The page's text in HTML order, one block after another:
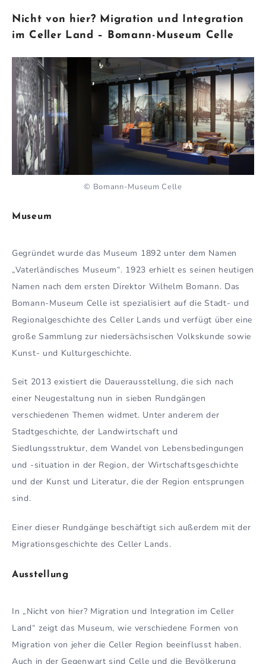
Nicht von hier? Migration und Integration
im Celler Land – Bomann-Museum Celle
© Bomann-Museum Celle
Museum
Gegründet wurde das Museum 1892 unter dem Namen
„Vaterländisches Museum“. 1923 erhielt es seinen heutigen
Namen nach dem ersten Direktor Wilhelm Bomann. Das
Bomann-Museum Celle ist spezialisiert auf die Stadt- und
Regionalgeschichte des Celler Lands und verfügt über eine
große Sammlung zur niedersächsischen Volkskunde sowie
Kunst- und Kulturgeschichte.
Seit 2013 existiert die Dauerausstellung, die sich nach
einer Neugestaltung nun in sieben Rundgängen
verschiedenen Themen widmet. Unter anderem der
Stadtgeschichte, der Landwirtschaft und
Siedlungsstruktur, dem Wandel von Lebensbedingungen
und -situation in der Region, der Wirtschaftsgeschichte
und der Kunst und Literatur, die der Region entsprungen
sind.
Einer dieser Rundgänge beschäftigt sich außerdem mit der
Migrationsgeschichte des Celler Lands.
Ausstellung
In „Nicht von hier? Migration und Integration im Celler
Land“ zeigt das Museum, wie verschiedene Formen von
Migration von jeher die Celler Region beeinflusst haben.
Auch in der Gegenwart sind Celle und die Bevölkerung